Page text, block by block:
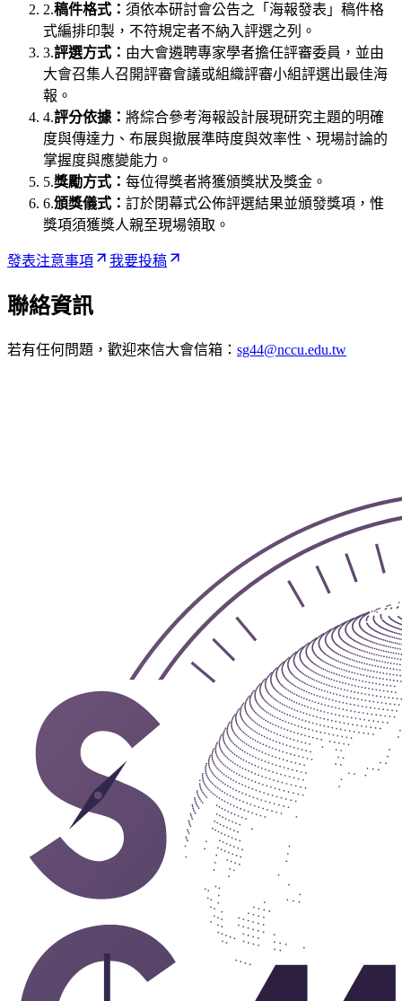
2.稿件格式： 須依本研討會公告之「海報發表」稿件格
式編排印製，不符規定者不納入評選之列。
3.評選方式： 由大會遴聘專家學者擔任評審委員，並由
大會召集人召開評審會議或組織評審小組評選出最佳海
報。
4.評分依據： 將綜合參考海報設計展現研究主題的明確
度與傳達力、布展與撤展準時度與效率性、現場討論的
掌握度與應變能力。
5.獎勵方式： 每位得獎者將獲頒獎狀及獎金。
6.頒獎儀式： 訂於閉幕式公佈評選結果並頒發獎項，惟
獎項須獲獎人親至現場領取。
發表注意事項 我要投稿
聯絡資訊
若有任何問題，歡迎來信大會信箱： sg44@nccu.edu.tw